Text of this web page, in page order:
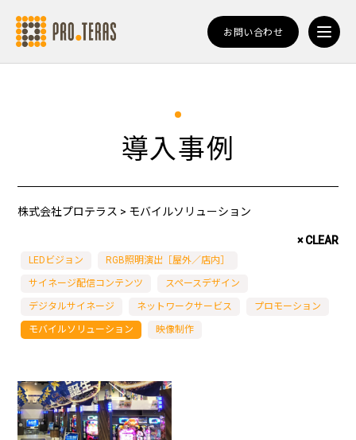
お問い合わせ
導入事例
株式会社プロテラス > モバイルソリューション
× CLEAR
LEDビジョン RGB照明演出［屋外／店内］
サイネージ配信コンテンツ スペースデザイン
デジタルサイネージ ネットワークサービス プロモーション
モバイルソリューション 映像制作